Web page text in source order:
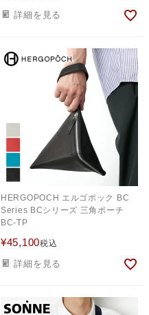
詳細を見る
HERGOPOCH エルゴポック BC
Series BCシリーズ 三角ポーチ
BC-TP
¥45,100税込
詳細を見る